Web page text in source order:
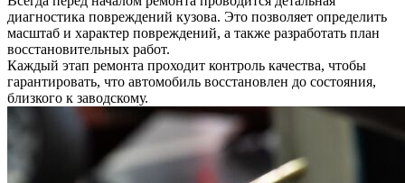
диагностика повреждений кузова. Это позволяет определить
масштаб и характер повреждений, а также разработать план
восстановительных работ.
Каждый этап ремонта проходит контроль качества, чтобы
гарантировать, что автомобиль восстановлен до состояния,
близкого к заводскому.